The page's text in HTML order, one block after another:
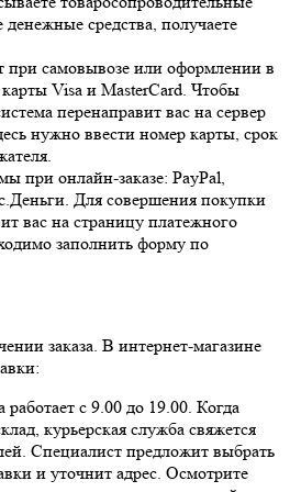
средства, получаете
при самовывозе или оформлении в
Visa и MasterCard. Чтобы
перенаправит вас на сервер
нужно ввести номер карты, срок
при онлайн-заказе: PayPal,
Для совершения покупки
вас на страницу платежного
заполнить форму по
заказа. В интернет-магазине
работает с 9.00 до 19.00. Когда
курьерская служба свяжется
Специалист предложит выбрать
и уточнит адрес. Осмотрите